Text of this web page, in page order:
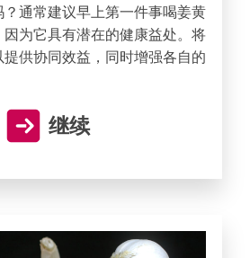
通常建议早上第一件事喝姜黄
为它具有潜在的健康益处。将
供协同效益，同时增强各自的
继续